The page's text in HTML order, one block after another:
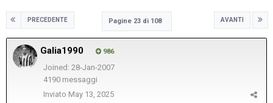
PRECEDENTE AVANTI
Pagine 23 di 108
Galia1990 986
Joined: 28-Jan-2007
4190 messaggi
Inviato May 13, 2025